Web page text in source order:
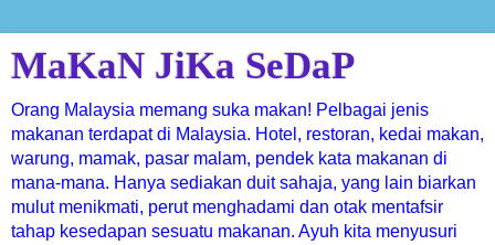
MaKaN JiKa SeDaP
Orang Malaysia memang suka makan! Pelbagai jenis
makanan terdapat di Malaysia. Hotel, restoran, kedai makan,
warung, mamak, pasar malam, pendek kata makanan di
mana-mana. Hanya sediakan duit sahaja, yang lain biarkan
mulut menikmati, perut menghadami dan otak mentafsir
tahap kesedapan sesuatu makanan. Ayuh kita menyusuri